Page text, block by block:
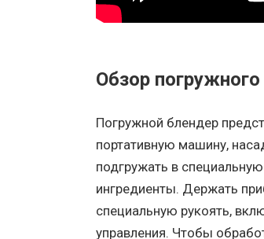
Обзор
Погружной блендер
портативную машину,
подгружать в
ингредиенты. Держать
специальную рукоять,
управления. Чтобы